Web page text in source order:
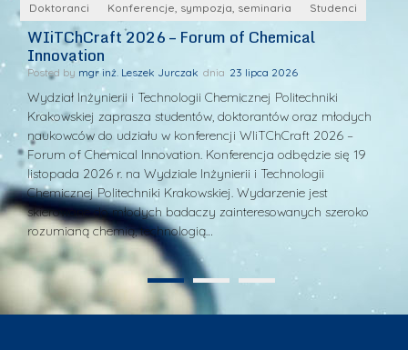
Doktoranci Konferencje, sympozja, seminaria Studenci
WIiTChCraft 2026 – Forum of Chemical
Innovation
Posted by mgr inż. Leszek Jurczak 23 lipca 2026
Wydział Inżynierii i Technologii Chemicznej Politechniki
Krakowskiej zaprasza studentów, doktorantów oraz młodych
naukowców do udziału w konferencji WIiTChCraft 2026 –
Forum of Chemical Innovation. Konferencja odbędzie się 19
listopada 2026 r. na Wydziale Inżynierii i Technologii
Chemicznej Politechniki Krakowskiej. Wydarzenie jest
skierowane do młodych badaczy zainteresowanych szeroko
rozumianą chemią, technologią…
1